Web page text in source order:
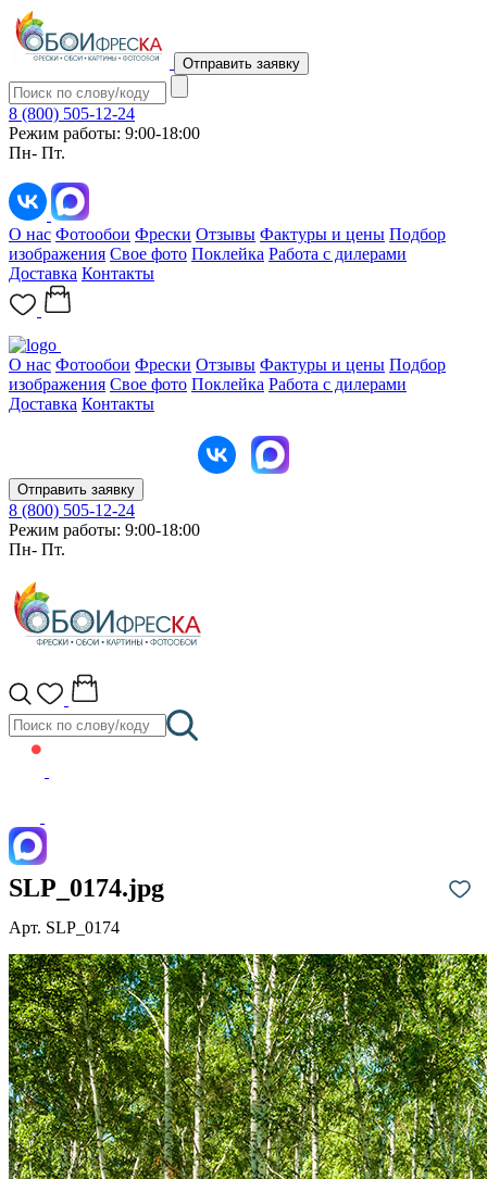
Отправить заявку
8 (800) 505-12-24
Режим работы: 9:00-18:00
Пн- Пт.
О нас Фотообои Фрески Отзывы Фактуры и цены Подбор
изображения Свое фото Поклейка Работа с дилерами
Доставка Контакты
О нас Фотообои Фрески Отзывы Фактуры и цены Подбор
изображения Свое фото Поклейка Работа с дилерами
Доставка Контакты
Отправить заявку
8 (800) 505-12-24
Режим работы: 9:00-18:00
Пн- Пт.
SLP_0174.jpg
Арт. SLP_0174